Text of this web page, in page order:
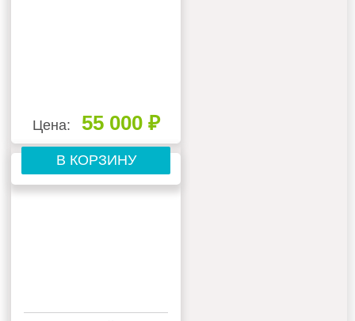
Цена: 55 000 ₽
В КОРЗИНУ